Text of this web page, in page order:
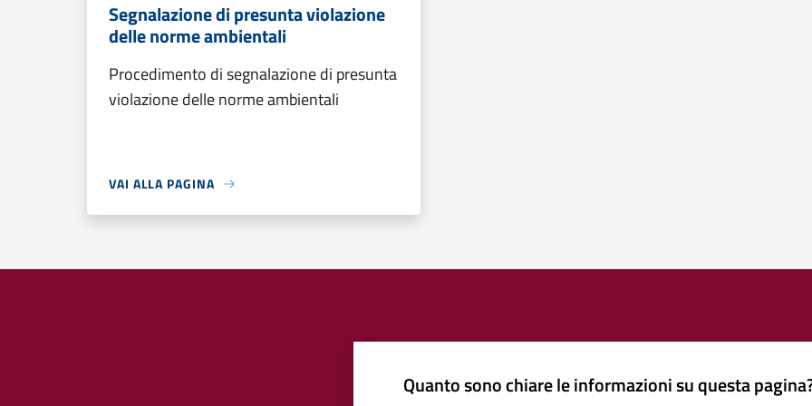
Segnalazione di presunta violazione
delle norme ambientali
Procedimento di segnalazione di presunta
violazione delle norme ambientali
VAI ALLA PAGINA
Quanto sono chiare le informazioni su questa